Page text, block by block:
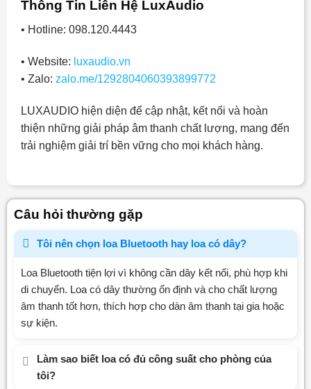
Thông Tin Liên Hệ LuxAudio
• Hotline: 098.120.4443
• Website: luxaudio.vn
• Zalo: zalo.me/1292804060393899772
LUXAUDIO hiện diện để cập nhật, kết nối và hoàn
thiện những giải pháp âm thanh chất lượng, mang đến
trải nghiệm giải trí bền vững cho mọi khách hàng.
Câu hỏi thường gặp
Tôi nên chọn loa Bluetooth hay loa có dây?
Loa Bluetooth tiện lợi vì không cần dây kết nối, phù hợp khi
di chuyển. Loa có dây thường ổn định và cho chất lượng
âm thanh tốt hơn, thích hợp cho dàn âm thanh tại gia hoặc
sự kiện.
Làm sao biết loa có đủ công suất cho phòng của
tôi?